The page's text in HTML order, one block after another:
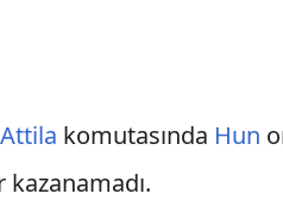
Attila komutasında Hun